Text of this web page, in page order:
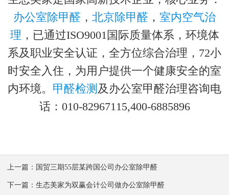
办公室除甲醛 ， 北京除甲醛 ， 室内空气治
理 ，已通过ISO9001国际质量体系，环境体
系及职业安全认证，全方位综合治理，72小
时安全入住，为用户提供一个健康安全的室
内环境。 甲醛检测 及办公室甲醛治理咨询电
话：010-82967115,400-6885896
上一篇： 国贸三期55层某跨国公司办公室除甲醛
下一篇： 生态美家为双赢会计公司做办公室除甲醛